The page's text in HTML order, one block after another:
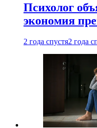
Психолог
экономия
2 года спустя2 года